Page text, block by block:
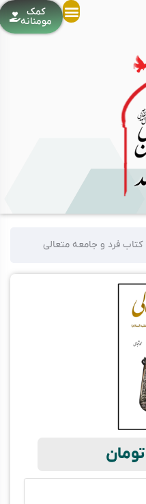
کمک
مومنانه
کتاب فرد و جامعه‌ متعالی
تومان